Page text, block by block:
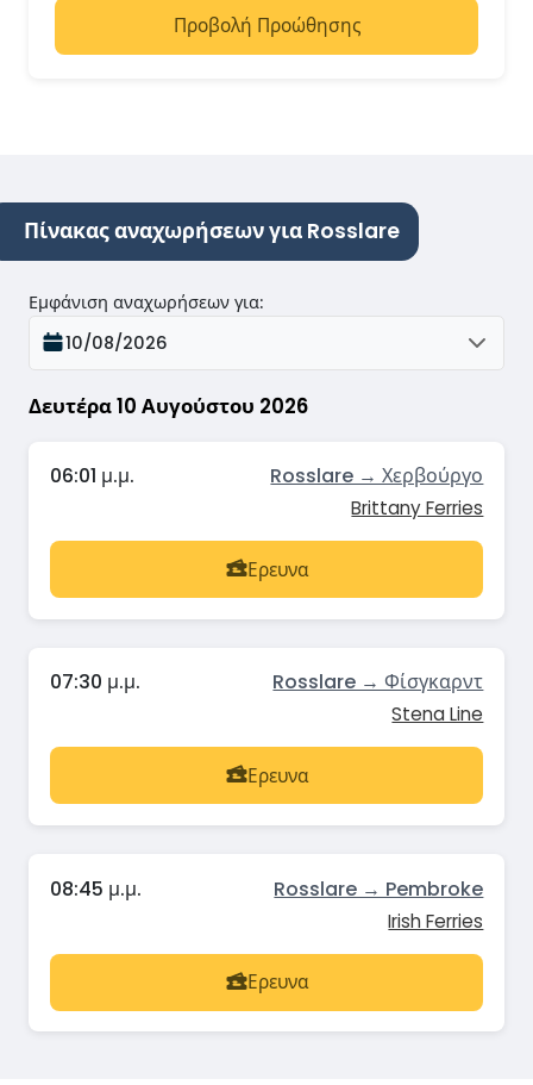
Προβολή Προώθησης
Πίνακας αναχωρήσεων για Rosslare
Δευτέρα 10 Αυγούστου 2026
Εμφάνιση αναχωρήσεων για:
10/08/2026
06:01 μ.μ. Rosslare → Χερβούργο
Brittany Ferries
Ερευνα
07:30 μ.μ. Rosslare → Φίσγκαρντ
Stena Line
Ερευνα
08:45 μ.μ. Rosslare → Pembroke
Irish Ferries
Ερευνα